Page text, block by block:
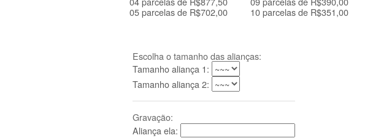
05 parcelas de R$702,00
10 parcelas de R$351,00
Escolha o tamanho das alianças:
Tamanho aliança 1:
Tamanho aliança 2:
Gravação:
Aliança ela: